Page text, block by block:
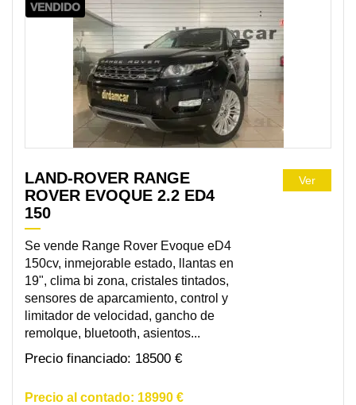
VENDIDO
LAND-ROVER RANGE
ROVER EVOQUE 2.2 ED4
150
Se vende Range Rover Evoque eD4
150cv, inmejorable estado, llantas en
19", clima bi zona, cristales tintados,
sensores de aparcamiento, control y
limitador de velocidad, gancho de
remolque, bluetooth, asientos...
18500 €
18990 €
Ver